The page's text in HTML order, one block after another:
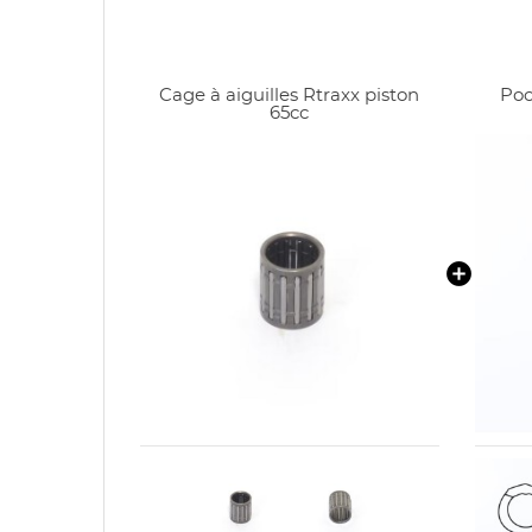
Cage à aiguilles Rtraxx piston
65cc